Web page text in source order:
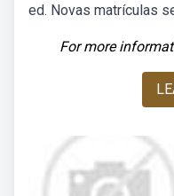
ed. Novas matrículas
For more